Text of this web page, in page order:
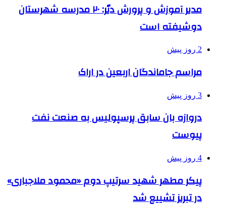
مدیر آموزش و پرورش دیّر: ۲۰ مدرسه شهرستان
دوشیفته است
2 روز پیش
مراسم جاماندگان اربعین در اراک
3 روز پیش
دروازه بان سابق پرسپولیس به صنعت نفت
پیوست
4 روز پیش
پیکر مطهر شهید سرتیپ دوم «محمود ملاجباری»
در تبریز تشییع شد